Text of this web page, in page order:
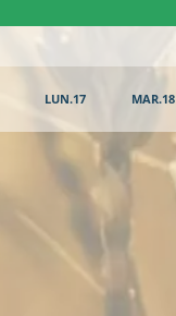
LUN.17 MAR.18